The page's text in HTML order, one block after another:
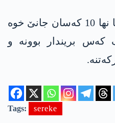
ل گۆری ئاماران ژی، ھەتا نھا 10 کەسان جانێ خوە
کەس بریندار بوونە و
Tags: sereke